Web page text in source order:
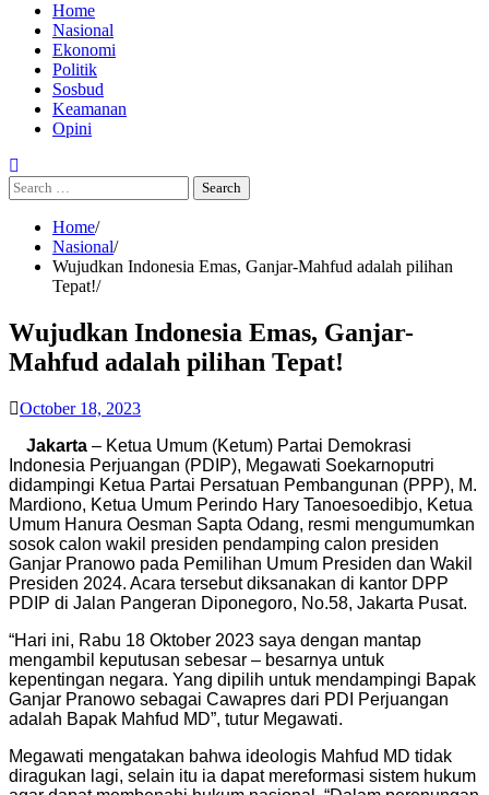
Home
Nasional
Ekonomi
Politik
Sosbud
Keamanan
Opini
Search
for:
Home
Nasional
Wujudkan Indonesia Emas, Ganjar-Mahfud adalah pilihan
Tepat!
Wujudkan Indonesia Emas, Ganjar-
Mahfud adalah pilihan Tepat!
October 18, 2023
Jakarta – Ketua Umum (Ketum) Partai Demokrasi
Indonesia Perjuangan (PDIP), Megawati Soekarnoputri
didampingi Ketua Partai Persatuan Pembangunan (PPP), M.
Mardiono, Ketua Umum Perindo Hary Tanoesoedibjo, Ketua
Umum Hanura Oesman Sapta Odang, resmi mengumumkan
sosok calon wakil presiden pendamping calon presiden
Ganjar Pranowo pada Pemilihan Umum Presiden dan Wakil
Presiden 2024. Acara tersebut diksanakan di kantor DPP
PDIP di Jalan Pangeran Diponegoro, No.58, Jakarta Pusat.
“Hari ini, Rabu 18 Oktober 2023 saya dengan mantap
mengambil keputusan sebesar – besarnya untuk
kepentingan negara. Yang dipilih untuk mendampingi Bapak
Ganjar Pranowo sebagai Cawapres dari PDI Perjuangan
adalah Bapak Mahfud MD”, tutur Megawati.
Megawati mengatakan bahwa ideologis Mahfud MD tidak
diragukan lagi, selain itu ia dapat mereformasi sistem hukum